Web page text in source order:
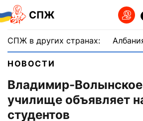
СПЖ
СПЖ в других странах:
НОВОСТИ
Владимир-
училище объявляет
студентов